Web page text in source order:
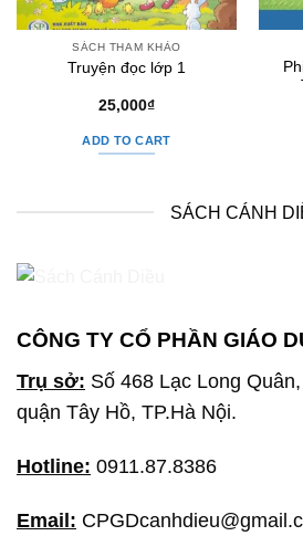
SÁCH THAM KHẢO
Truyện đọc lớp 1
25,000₫
ADD TO CART
SÁCH CÁNH
CÔNG TY CỔ PHẦN GIÁO
Trụ sở: Số 468 Lạc Long
quận Tây Hồ, TP.Hà Nội.
Hotline: 0911.87.8386
Email: